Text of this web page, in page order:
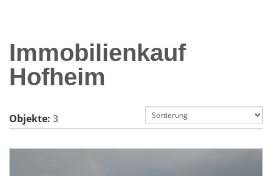
Immobilienkauf
Hofheim
Objekte: 3